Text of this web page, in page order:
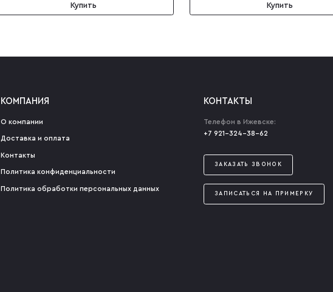
Купить
Купить
КОМПАНИЯ
О компании
Доставка и оплата
Контакты
Политика конфиденциальности
Политика обработки персональных данных
КОНТАКТЫ
Телефон в Ижевске:
+7 921-324-38-62
ЗАКАЗАТЬ ЗВОНОК
ЗАПИСАТЬСЯ НА ПРИМЕРКУ